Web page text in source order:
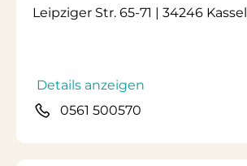
Leipziger Str. 65-71 | 34246 Kassel
Details anzeigen
0561 500570